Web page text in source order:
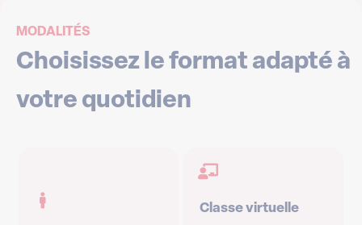
MODALITÉS
Choisissez le format adapté à
votre quotidien
Classe virtuelle